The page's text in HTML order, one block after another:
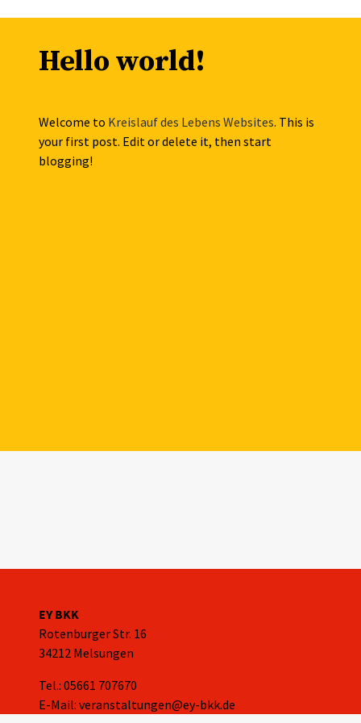
Hello world!
Welcome to Kreislauf des Lebens Websites. This is
your first post. Edit or delete it, then start
blogging!
EY BKK
Rotenburger Str. 16
34212 Melsungen
Tel.: 05661 707670
E-Mail: veranstaltungen@ey-bkk.de